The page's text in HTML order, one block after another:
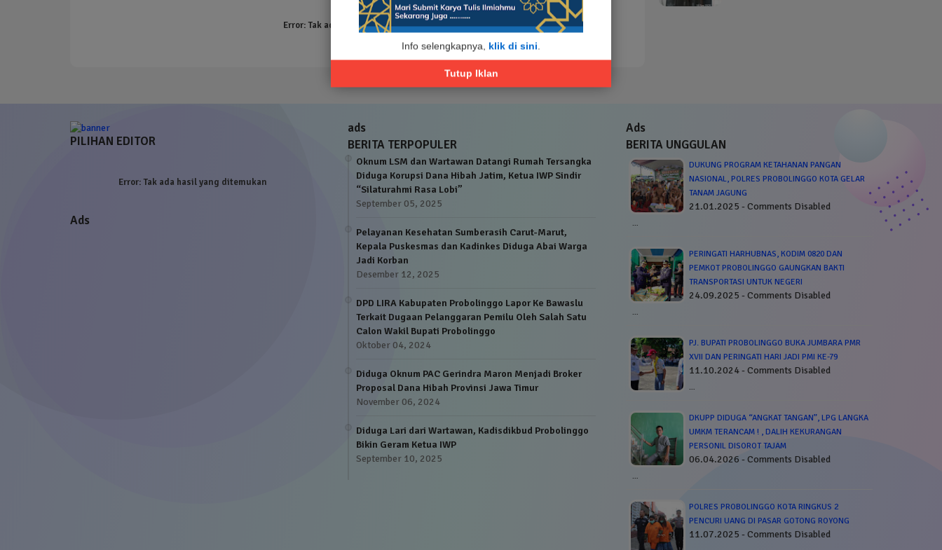
Info selengkapnya, klik di sini.
Tutup Iklan
Error:Tak ada hasil yang ditemukan
PILIHAN EDITOR
Error:Tak ada hasil yang ditemukan
Ads
ads
BERITA TERPOPULER
Oknum LSM dan Wartawan Datangi Rumah Tersangka
Diduga Korupsi Dana Hibah Jatim, Ketua IWP Sindir
“Silaturahmi Rasa Lobi”
September 05, 2025
Pelayanan Kesehatan Sumberasih Carut-Marut,
Kepala Puskesmas dan Kadinkes Diduga Abai Warga
Jadi Korban
Desember 12, 2025
DPD LIRA Kabupaten Probolinggo Lapor Ke Bawaslu
Terkait Dugaan Pelanggaran Pemilu Oleh Salah Satu
Calon Wakil Bupati Probolinggo
Oktober 04, 2024
Diduga Oknum PAC Gerindra Maron Menjadi Broker
Proposal Dana Hibah Provinsi Jawa Timur
November 06, 2024
Diduga Lari dari Wartawan, Kadisdikbud Probolinggo
Bikin Geram Ketua IWP
September 10, 2025
Ads
BERITA UNGGULAN
DUKUNG PROGRAM KETAHANAN PANGAN
NASIONAL, POLRES PROBOLINGGO KOTA GELAR
TANAM JAGUNG
21.01.2025 - Comments Disabled
…
PERINGATI HARHUBNAS, KODIM 0820 DAN
PEMKOT PROBOLINGGO GAUNGKAN BAKTI
TRANSPORTASI UNTUK NEGERI
24.09.2025 - Comments Disabled
…
PJ. BUPATI PROBOLINGGO BUKA JUMBARA PMR
XVII DAN PERINGATI HARI JADI PMI KE-79
11.10.2024 - Comments Disabled
…
DKUPP DIDUGA “ANGKAT TANGAN”, LPG LANGKA
UMKM TERANCAM ! , DALIH KEKURANGAN
PERSONIL DISOROT TAJAM
06.04.2026 - Comments Disabled
…
POLRES PROBOLINGGO KOTA RINGKUS 2
PENCURI UANG DI PASAR GOTONG ROYONG
11.07.2025 - Comments Disabled